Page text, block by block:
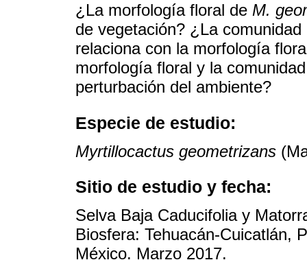
¿La morfología floral de M.
de vegetación? ¿La
relaciona con la morfología
morfología floral y la
perturbación del ambiente?
Especie de estudio:
Myrtillocactus geometrizans
Sitio de estudio y fecha:
Selva Baja Caducifolia y
Biosfera: Tehuacán-Cuicatlán,
México. Marzo 2017.